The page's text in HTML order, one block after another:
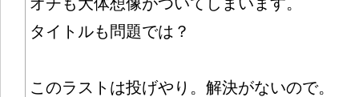
タイトルも問題では？
このラストは投げやり。解決がないので。